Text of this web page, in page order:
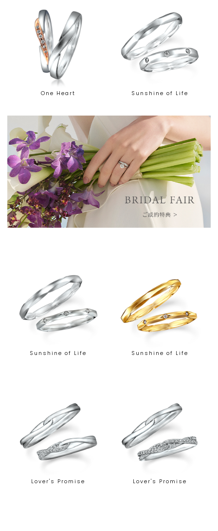
One Heart Sunshine of Life
Sunshine of Life Sunshine of Life
Lover's Promise Lover's Promise